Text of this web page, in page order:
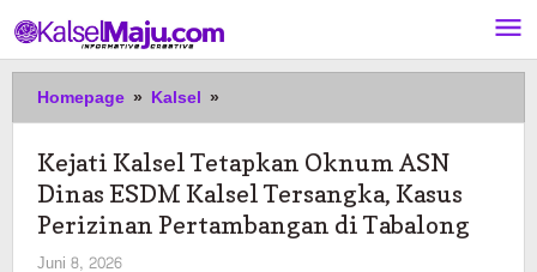
ke
konten
Homepage » Kalsel »
Kalsel
Tetapkan
Oknum
ASN
Dinas
Kejati Kalsel Tetapkan Oknum ASN
Dinas ESDM Kalsel Tersangka, Kasus
Perizinan Pertambangan di Tabalong
Juni 8, 2026